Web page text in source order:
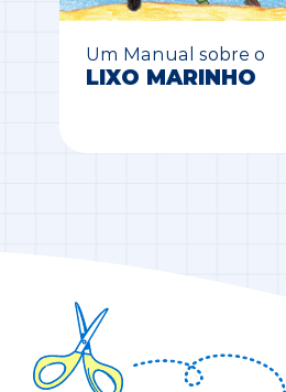
Um Manual sobre o
LIXO MARINHO